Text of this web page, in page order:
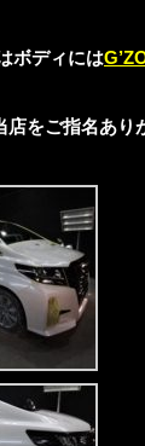
ボディには
店をご指名あり